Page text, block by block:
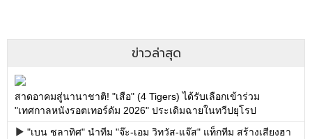
ข่าวล่าสุด
สาดอาคมสู่นานาชาติ! "เสือ" (4 Tigers) ได้รับเลือกเข้าร่วม
"เทศกาลหนังรอตเทอร์ดัม 2026" ประเดิมฉายในทวีปยุโรป
"เบน ชลาทิศ" นำทีม "จ๊ะ-เอม วิทวัส-แจ๊ส" แท็กทีม สร้างเสียงฮา